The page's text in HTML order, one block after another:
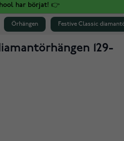
har börjat! 👉
Örhängen Festive Classic
129-